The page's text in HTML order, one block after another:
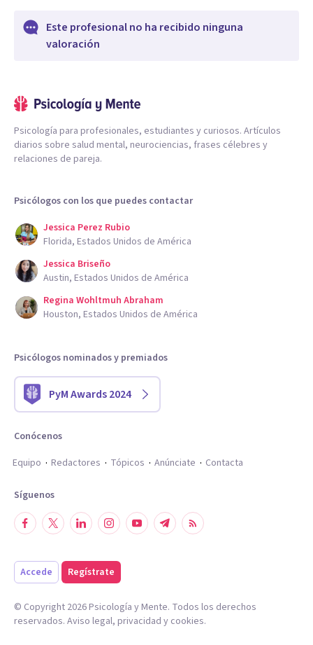
Este profesional no ha recibido ninguna
valoración
Psicología para profesionales, estudiantes y curiosos. Artículos
diarios sobre salud mental, neurociencias, frases célebres y
relaciones de pareja.
Psicólogos con los que puedes contactar
Jessica Perez Rubio
Florida, Estados Unidos de América
Jessica Briseño
Austin, Estados Unidos de América
Regina Wohltmuh Abraham
Houston, Estados Unidos de América
Psicólogos nominados y premiados
PyM Awards 2024
Conócenos
Equipo
Redactores Tópicos Anúnciate Contacta
Síguenos
Accede Regístrate
© Copyright 2026Psicología y Mente. Todos los derechos
reservados. Aviso legal, privacidad y cookies.